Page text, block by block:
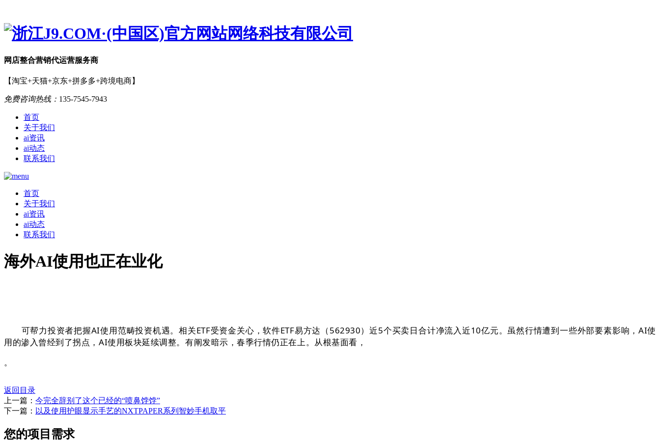
网店整合营销代运营服务商
【淘宝+天猫+京东+拼多多+跨境电商】
免费咨询热线： 135-7545-7943
首页
关于我们
ai资讯
ai动态
联系我们
首页
关于我们
ai资讯
ai动态
联系我们
海外AI使用也正在业化
可帮力投资者把握AI使用范畴投资机遇。相关ETF受资金关心，软件ETF易方达（562930）近5个买卖日合计净流入近10亿元。虽然行情遭到一些外部要素影响，AI使
用的渗入曾经到了拐点，AI使用板块延续调整。有阐发暗示，春季行情仍正在上。从根基面看，
。
返回目录
上一篇： 今完全辞别了这个已经的“喷鼻饽饽”
下一篇： 以及使用护眼显示手艺的NXTPAPER系列智妙手机取平
您的项目需求